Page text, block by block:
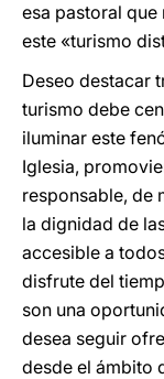
esa pastoral
este «turismo
Deseo destacar
turismo debe
iluminar este
Iglesia,
responsable, de
la dignidad de
accesible a
disfrute del
son una
desea seguir
desde el ámbito